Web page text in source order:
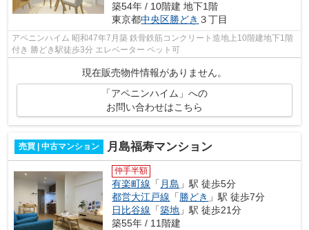
築54年 / 10階建 地下1階
東京都中央区勝どき ３丁目
アペニンハイム 昭和47年7月築 鉄骨鉄筋コンクリート造地上10階建地下1階
付き 勝どき駅徒歩3分 エレベーター ペット可
現在販売物件情報がありません。
「アペニンハイム」への
お問い合わせはこちら
売買 | 中古マンション 月島福寿マンション
仲手半額
有楽町線 「 月島 」駅 徒歩5分
都営大江戸線 「勝どき 」駅 徒歩7分
日比谷線 「築地 」駅 徒歩21分
築55年 / 11階建